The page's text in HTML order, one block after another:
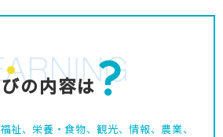
びの内容は
祉、栄養・食物、観光、情報、農業、